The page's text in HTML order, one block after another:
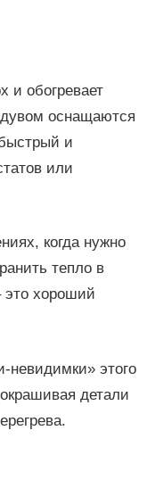
и обогревает
оснащаются
и
или
когда нужно
тепло в
это хороший
невидимки» этого
детали